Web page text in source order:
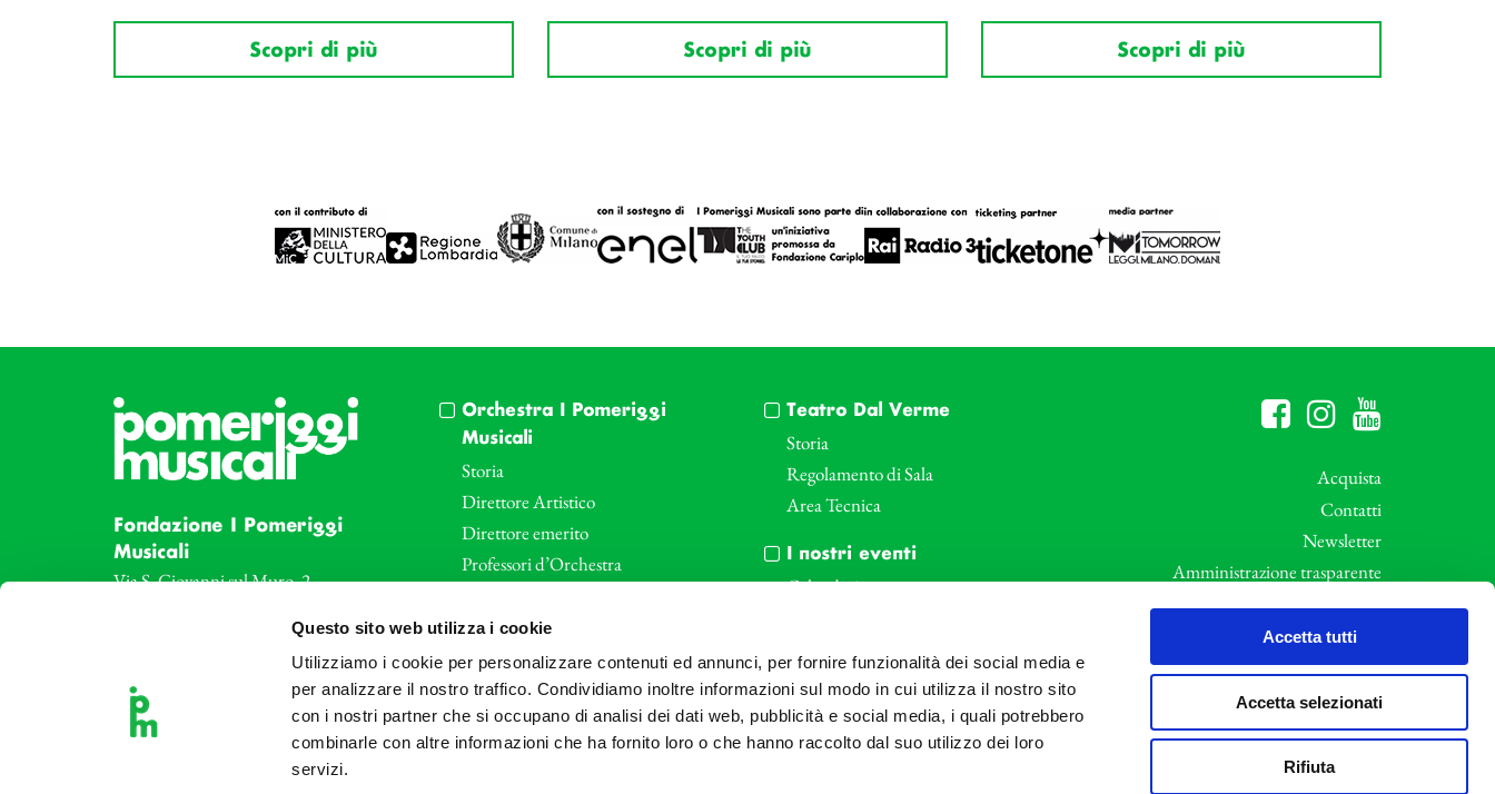
Questo sito web utilizza i cookie
Utilizziamo i cookie per personalizzare contenuti ed annunci, per fornire funzionalità dei social media e
per analizzare il nostro traffico. Condividiamo inoltre informazioni sul modo in cui utilizza il nostro sito
con i nostri partner che si occupano di analisi dei dati web, pubblicità e social media, i quali potrebbero
combinarle con altre informazioni che ha fornito loro o che hanno raccolto dal suo utilizzo dei loro
servizi.
Accetta tutti
Accetta selezionati
Rifiuta
Scopri di più Scopri di più Scopri di più
Fondazione I Pomeriggi
Musicali
Via S. Giovanni sul Muro, 2
Tel: +39 02 87905
Teatro Dal Verme
Via S. Giovanni sul Muro, 2
Orchestra I Pomeriggi
Musicali
Storia
Direttore Artistico
Direttore emerito
Professori d’Orchestra
Le sale
Art Bonus
Teatro Dal Verme
Storia
Regolamento di Sala
Area Tecnica
I nostri eventi
Calendario
Biglietteria
Archivio Fotografico
Acquista
Contatti
Newsletter
Amministrazione trasparente
Whistleblowing
Privacy e Cookie Policy
Informative Privacy
Area riservata
Credits